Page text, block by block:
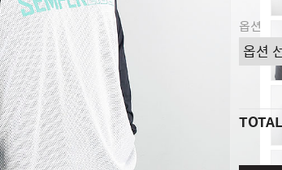
옵션
TOTAL